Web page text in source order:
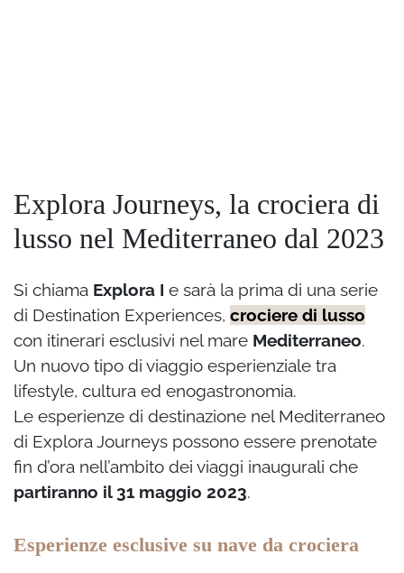
Explora Journeys, la crociera di
lusso nel Mediterraneo dal 2023
Si chiama Explora I e sarà la prima di una serie
di Destination Experiences, crociere di lusso
con itinerari esclusivi nel mare Mediterraneo.
Un nuovo tipo di viaggio esperienziale tra
lifestyle, cultura ed enogastronomia.
Le esperienze di destinazione nel Mediterraneo
di Explora Journeys possono essere prenotate
fin d’ora nell’ambito dei viaggi inaugurali che
partiranno il 31 maggio 2023.
Esperienze esclusive su nave da crociera